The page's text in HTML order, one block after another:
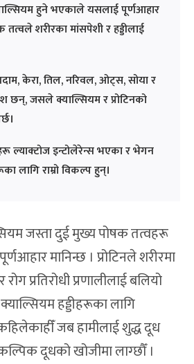
हुने भएकाले यसलाई पूर्णआहार
तत्वले शरीरका मांसपेशी र हड्डीलाई
केरा, तिल, नरिवल, ओट्स, सोया र
छन्, जसले क्याल्सियम र प्रोटिनको
ल्याक्टोज इन्टोलेरेन्स भएका र भेगन
लागि राम्रो विकल्प हुन्।
जस्ता दुई मुख्य पोषक तत्वहरू
मानिन्छ । प्रोटिनले शरीरमा
प्रतिरोधी प्रणालीलाई बलियो
हड्डीहरूका लागि
जब हामीलाई शुद्ध दूध
दूधको खोजीमा लाग्छौँ ।